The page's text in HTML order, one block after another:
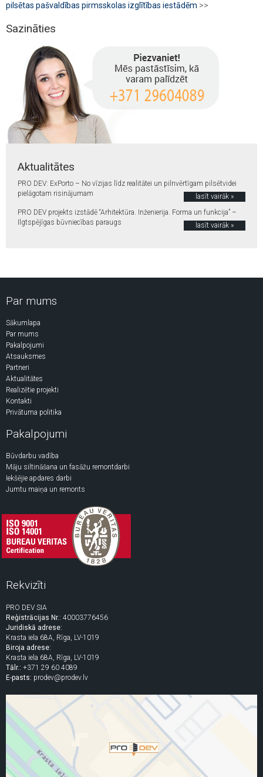
pilsētas pašvaldības pirmsskolas izglītības iestādēm >>
Sazināties
Aktualitātes
PRO DEV: ExPorto – No vīzijas līdz realitātei un pilnvērtīgam pilsētvidei
pielāgotam risinājumam
lasīt vairāk »
PRO DEV projekts izstādē “Arhitektūra. Inženierija. Forma un funkcija” –
Ilgtspējīgas būvniecības paraugs
lasīt vairāk »
Par mums
Sākumlapa
Par mums
Pakalpojumi
Atsauksmes
Partneri
Aktualitātes
Realizētie projekti
Kontakti
Privātuma politika
Pakalpojumi
Būvdarbu vadība
Māju siltināšana un fasāžu remontdarbi
Iekšējie apdares darbi
Jumtu maiņa un remonts
Rekvizīti
PRO DEV SIA
Reģistrācijas Nr.: 40003776456
Juridiskā adrese:
Krasta iela 68A, Rīga, LV-1019
Biroja adrese:
Krasta iela 68A, Rīga, LV-1019
Tālr.: +371 29 60 4089
E-pasts: prodev@prodev.lv